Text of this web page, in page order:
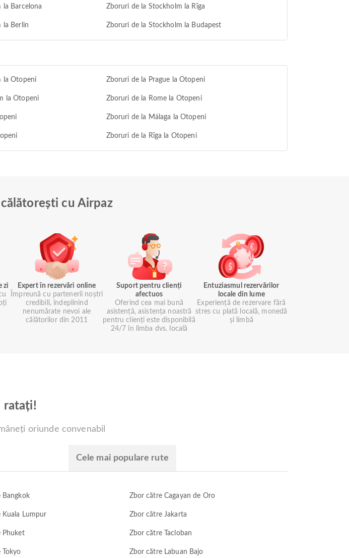
la Barcelona Zboruri de la Stockholm la Rīga
la Berlin Zboruri de la Stockholm la Budapest
la Otopeni Zboruri de la Prague la Otopeni
la Otopeni Zboruri de la Rome la Otopeni
Zboruri de la Málaga la Otopeni
Zboruri de la Rīga la Otopeni
cu Airpaz
zi
Expert în rezervări online
Împreună cu partenerii noștri
credibili, îndeplinind
nenumărate nevoi ale
călătorilor din 2011
Suport pentru clienți
afectuos
Oferind cea mai bună
asistență, asistența noastră
pentru clienți este disponibilă
24/7 în limba dvs. locală
Entuziasmul rezervărilor
locale din lume
Experiență de rezervare fără
stres cu plată locală, monedă
și limbă
ratați!
oriunde convenabil
Cele mai populare rute
Bangkok Zbor către Cagayan de Oro
Kuala Lumpur Zbor către Jakarta
Phuket Zbor către Tacloban
Tokyo Zbor către Labuan Bajo